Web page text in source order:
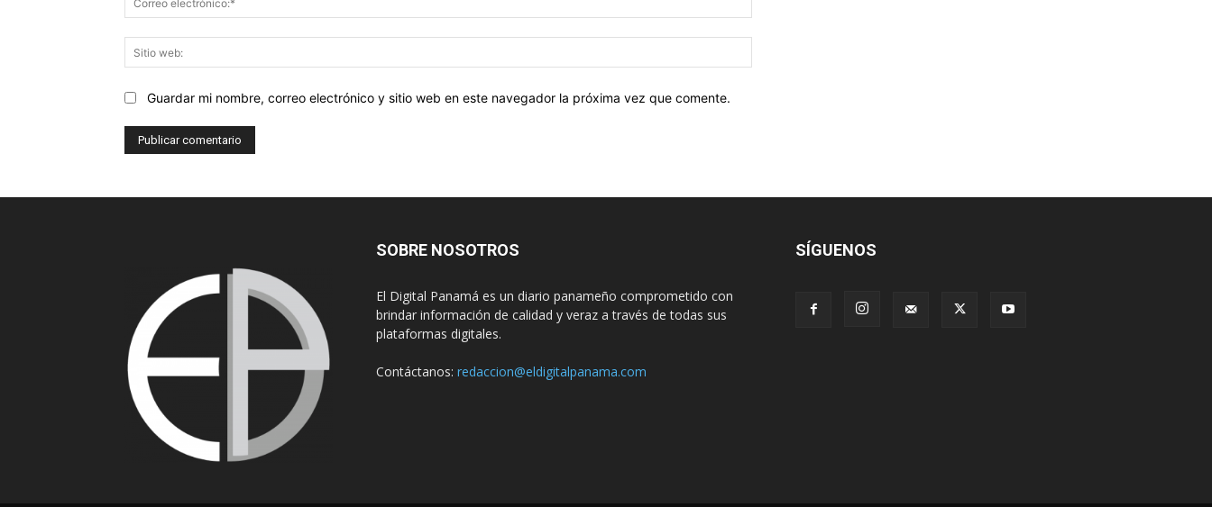
electrónico:*
web:
Guardar mi nombre, correo electrónico y sitio web en este navegador la próxima vez que comente.
SOBRE NOSOTROS
El Digital Panamá es un diario panameño comprometido con
brindar información de calidad y veraz a través de todas sus
plataformas digitales.
Contáctanos: redaccion@eldigitalpanama.com
SÍGUENOS